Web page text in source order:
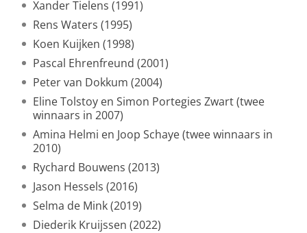
Xander Tielens (1991)
Rens Waters (1995)
Koen Kuijken (1998)
Pascal Ehrenfreund (2001)
Peter van Dokkum (2004)
Eline Tolstoy en Simon Portegies Zwart (twee
winnaars in 2007)
Amina Helmi en Joop Schaye (twee winnaars in
2010)
Rychard Bouwens (2013)
Jason Hessels (2016)
Selma de Mink (2019)
Diederik Kruijssen (2022)